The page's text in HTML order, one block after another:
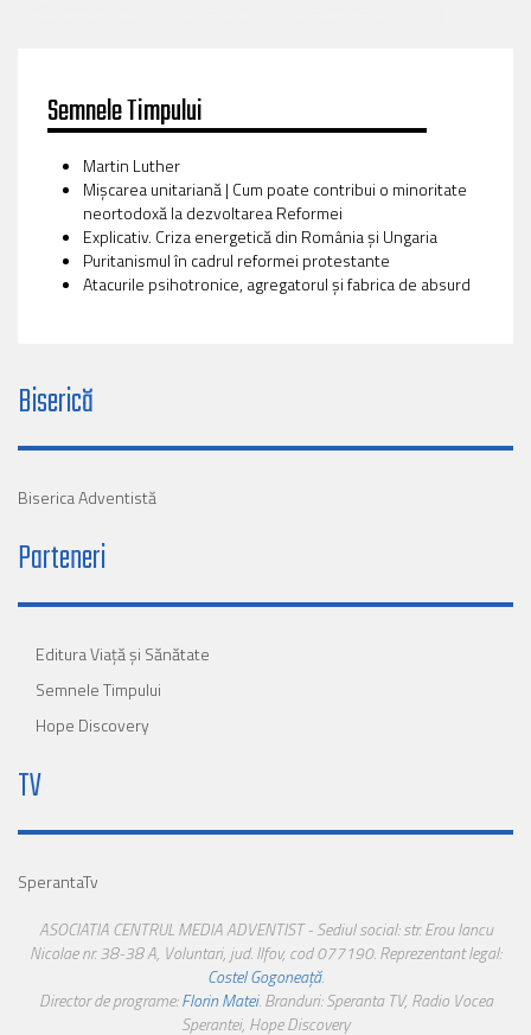
Semnele Timpului
Martin Luther
Mișcarea unitariană | Cum poate contribui o minoritate
neortodoxă la dezvoltarea Reformei
Explicativ. Criza energetică din România și Ungaria
Puritanismul în cadrul reformei protestante
Atacurile psihotronice, agregatorul și fabrica de absurd
Biserică
Biserica Adventistă
Parteneri
Editura Viaţă şi Sănătate
Semnele Timpului
Hope Discovery
TV
SperantaTv
ASOCIATIA CENTRUL MEDIA ADVENTIST - Sediul social: str. Erou Iancu
Nicolae nr. 38-38 A, Voluntari, jud. Ilfov, cod 077190. Reprezentant legal:
Costel Gogoneață.
Director de programe:Florin Matei. Branduri: Speranta TV, Radio Vocea
Sperantei, Hope Discovery